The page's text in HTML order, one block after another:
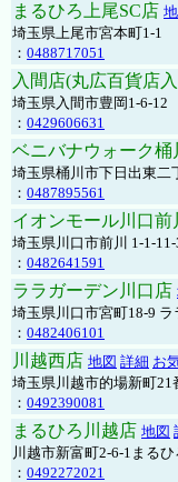
まるひろ上尾SC店
埼玉県上尾市宮本町1-1
： 0488717051
入間店(丸広百貨店
埼玉県入間市豊岡1-6-
： 0429606631
ベニバナウォーク桶
埼玉県桶川市下日出東
： 0487895561
イオンモール川口前
埼玉県川口市前川 1-1-11-
： 0482641591
ララガーデン川口店
埼玉県川口市宮町18-9
： 0482406101
川越西店 地図 詳細 お
埼玉県川越市的場新町21
： 0492390081
まるひろ川越店 地図
川越市新富町2-6-1まる
： 0492272021